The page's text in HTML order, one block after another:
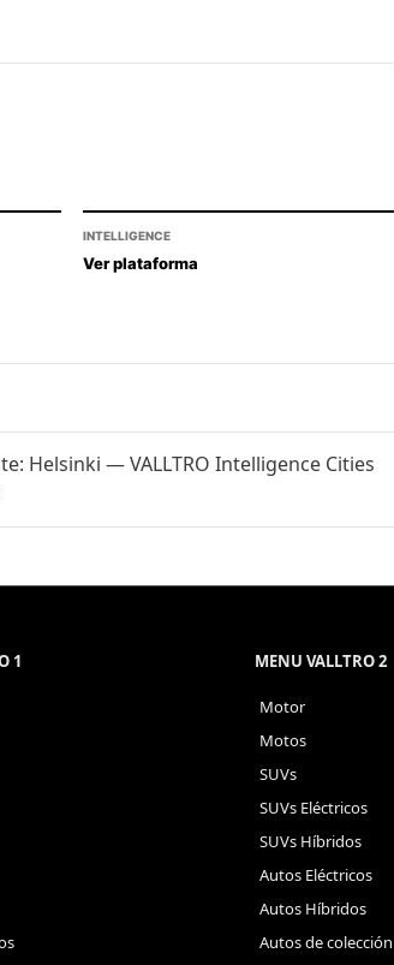
INTELLIGENCE
Ver plataforma
Helsinki — VALLTRO Intelligence Cities
1 MENU VALLTRO 2
Motor
Motos
SUVs
SUVs Eléctricos
SUVs Híbridos
Autos Eléctricos
Autos Híbridos
Autos de colección